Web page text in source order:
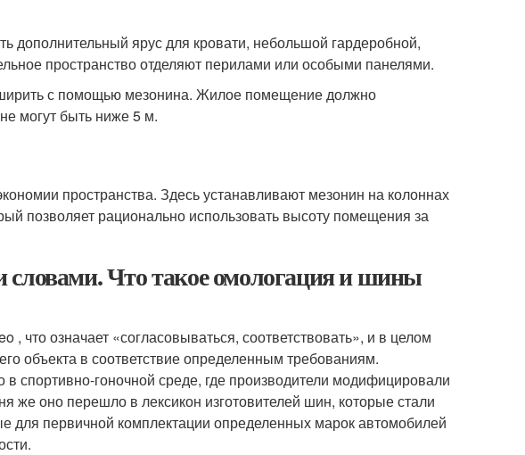
дополнительный ярус для кровати, небольшой гардеробной,
пространство отделяют перилами или особыми панелями.
с помощью мезонина. Жилое помещение должно
могут быть ниже 5 м.
пространства. Здесь устанавливают мезонин на колоннах
позволяет рационально использовать высоту помещения за
Что такое омологация и шины
, что означает «согласовываться, соответствовать», и в целом
объекта в соответствие определенным требованиям.
в спортивно-гоночной среде, где производители модифицировали
же оно перешло в лексикон изготовителей шин, которые стали
для первичной комплектации определенных марок автомобилей